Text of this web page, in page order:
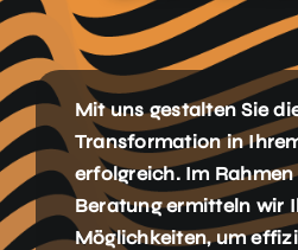
Mit uns gestalten Sie
Transformation in
erfolgreich. Im
Beratung ermitteln wir
Möglichkeiten, um